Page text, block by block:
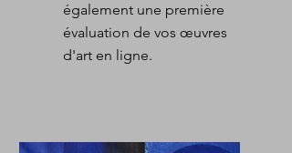
également une première
évaluation de vos œuvres
d'art en ligne.